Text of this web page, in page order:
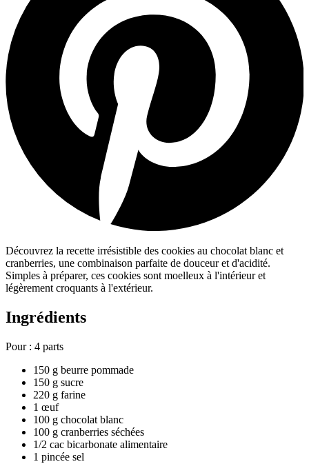
Découvrez la recette irrésistible des cookies au chocolat blanc et
cranberries, une combinaison parfaite de douceur et d'acidité.
Simples à préparer, ces cookies sont moelleux à l'intérieur et
légèrement croquants à l'extérieur.
Ingrédients
Pour : 4 parts
150 g beurre pommade
150 g sucre
220 g farine
1 œuf
100 g chocolat blanc
100 g cranberries séchées
1/2 cac bicarbonate alimentaire
1 pincée sel